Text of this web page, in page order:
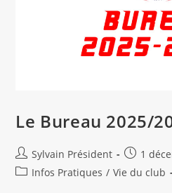
Le Bureau 2025/
Auteur/autrice
de
Sylvain Président
publiée :
1
PostInfos Pratiques / Vie du club